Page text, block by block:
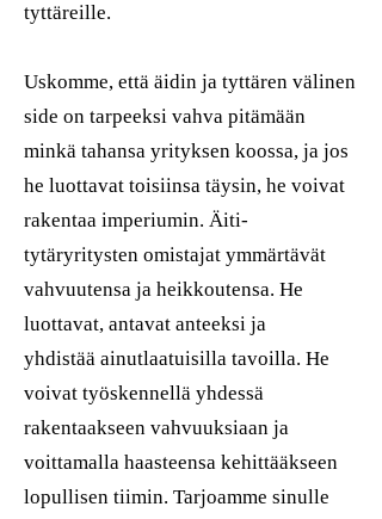
tyttäreille.
Uskomme, että äidin ja tyttären välinen
side on tarpeeksi vahva pitämään
minkä tahansa yrityksen koossa, ja jos
he luottavat toisiinsa täysin, he voivat
rakentaa imperiumin. Äiti-
tytäryritysten omistajat ymmärtävät
vahvuutensa ja heikkoutensa. He
luottavat, antavat anteeksi ja
yhdistää ainutlaatuisilla tavoilla. He
voivat työskennellä yhdessä
rakentaakseen vahvuuksiaan ja
voittamalla haasteensa kehittääkseen
lopullisen tiimin. Tarjoamme sinulle